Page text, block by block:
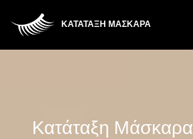
ΚΑΤΆΤΑΞΗ ΜΆΣΚΑΡΑ
Κατάταξη Μάσκαρα